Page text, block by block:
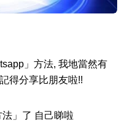
」方法, 我地當然有
得分享比朋友啦!!
」了 自己睇啦